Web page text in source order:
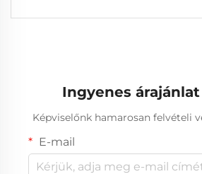
Ingyenes
Képviselőnk hamarosan felvételi
E-mail